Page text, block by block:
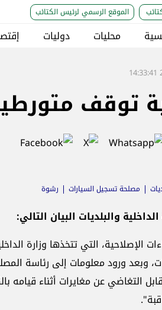
الموقع الرسمي لرئيس الكتائب
محليات دوليات
توقف
مصلحة تسجيل السيارات رشوة
والبلديات البيان التالي:
الإصلاحية، التي تتخذها وزارة
وبعد ورود معلومات إلى رئاسة
التغاضي عن مغايرات أثناء